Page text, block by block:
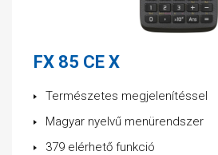
FX 85 CE X
Természetes megjelenítéssel
Magyar nyelvű menürendszer
379 elérhető funkció